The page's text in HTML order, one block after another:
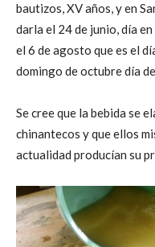
bautizos, XV años, y en
darla el 24 de junio, día
el 6 de agosto que es el
domingo de octubre día
Se cree que la bebida se
chinantecos y que ellos
actualidad producían su